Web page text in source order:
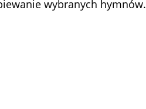
wybranych hymnów.